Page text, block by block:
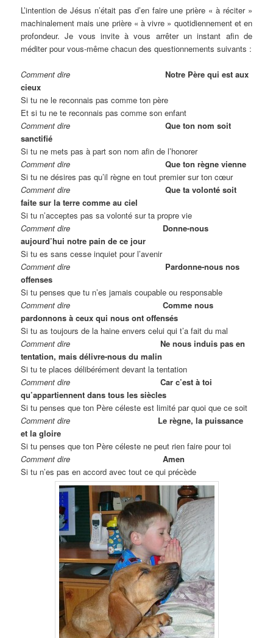
L’intention de Jésus n’était pas d’en faire une prière « à réciter »
machinalement mais une prière « à vivre » quotidiennement et en
profondeur. Je vous invite à vous arrêter un instant afin de
méditer pour vous-même chacun des questionnements suivants :
Comment dire
Notre Père qui est aux
cieux
Si tu ne le reconnais pas comme ton père
Et si tu ne te reconnais pas comme son enfant
Comment dire
Que ton nom soit
sanctifié
Si tu ne mets pas à part son nom afin de l’honorer
Comment dire
Que ton règne vienne
Si tu ne désires pas qu’il règne en tout premier sur ton cœur
Comment dire
Que ta volonté soit
faite sur la terre comme au ciel
Si tu n’acceptes pas sa volonté sur ta propre vie
Comment dire
Donne-nous
aujourd’hui notre pain de ce jour
Si tu es sans cesse inquiet pour l’avenir
Comment dire
Pardonne-nous nos
offenses
Si tu penses que tu n’es jamais coupable ou responsable
Comment dire
Comme nous
pardonnons à ceux qui nous ont offensés
Si tu as toujours de la haine envers celui qui t’a fait du mal
Comment dire
Ne nous induis pas en
tentation, mais délivre-nous du malin
Si tu te places délibérément devant la tentation
Comment dire
Car c’est à toi
qu’appartiennent dans tous les siècles
Si tu penses que ton Père céleste est limité par quoi que ce soit
Comment dire
Le règne, la puissance
et la gloire
Si tu penses que ton Père céleste ne peut rien faire pour toi
Comment dire
Amen
Si tu n’es pas en accord avec tout ce qui précède